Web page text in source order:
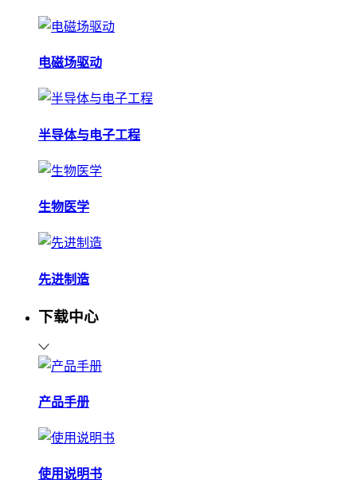
电磁场驱动
半导体与电子工程
生物医学
先进制造
下载中心
产品手册
使用说明书